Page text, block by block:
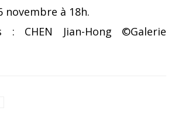
novembre à 18h.
: CHEN Jian-Hong ©Galerie